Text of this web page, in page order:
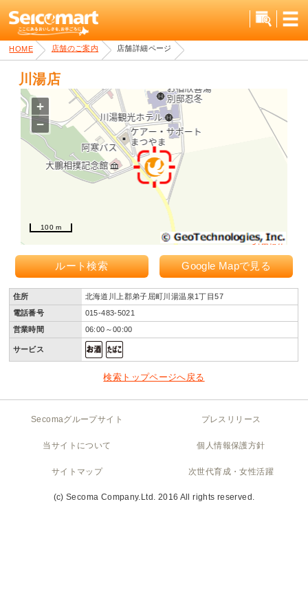
HOME 店舗のご案内 店舗詳細ページ
川湯店
利用規約
+
−
100 m
ルート検索 Google Mapで見る
住所
北海道川上郡弟子屈町川湯温泉1丁目57
電話番号
015-483-5021
営業時間
06:00～00:00
サービス
検索トップページへ戻る
Secomaグループサイト プレスリリース
当サイトについて 個人情報保護方針
サイトマップ 次世代育成・女性活躍
(c) Secoma Company.Ltd. 2016 All rights reserved.